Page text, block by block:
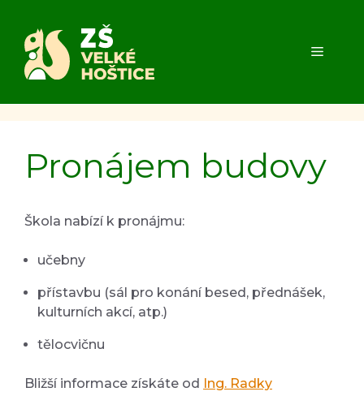
obsah
MENU
Pronájem budovy
Škola nabízí k pronájmu:
učebny
přístavbu (sál pro konání besed, přednášek,
kulturních akcí, atp.)
tělocvičnu
Bližší informace získáte od Ing. Radky